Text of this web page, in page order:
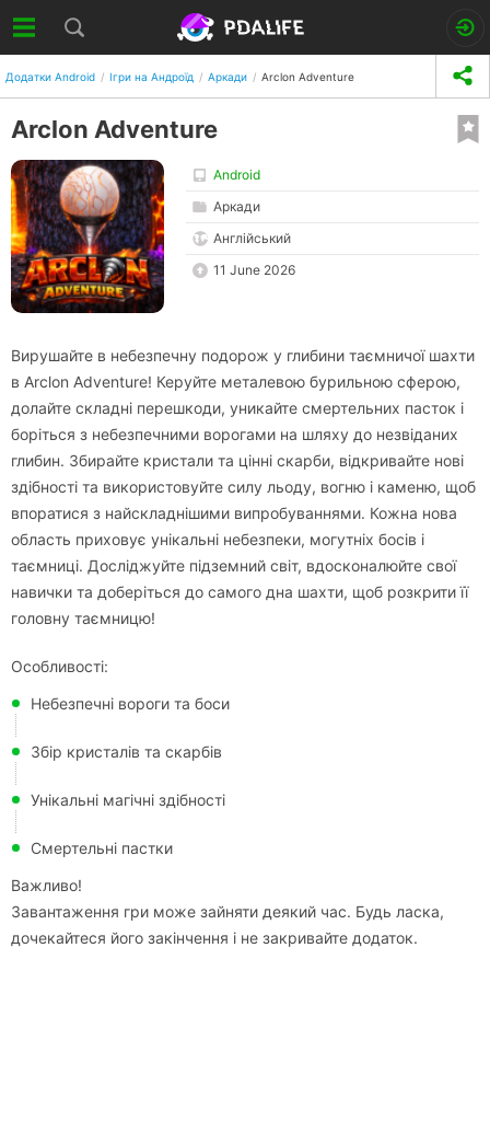
Додатки Android Ігри на Андроїд Аркади Arclon Adventure
Arclon Adventure
Android
Аркади
Англійський
11 June 2026
Вирушайте в небезпечну подорож у глибини таємничої шахти
в Arclon Adventure! Керуйте металевою бурильною сферою,
долайте складні перешкоди, уникайте смертельних пасток і
боріться з небезпечними ворогами на шляху до незвіданих
глибин. Збирайте кристали та цінні скарби, відкривайте нові
здібності та використовуйте силу льоду, вогню і каменю, щоб
впоратися з найскладнішими випробуваннями. Кожна нова
область приховує унікальні небезпеки, могутніх босів і
таємниці. Досліджуйте підземний світ, вдосконалюйте свої
навички та доберіться до самого дна шахти, щоб розкрити її
головну таємницю!
Особливості:
Небезпечні вороги та боси
Збір кристалів та скарбів
Унікальні магічні здібності
Смертельні пастки
Важливо!
Завантаження гри може зайняти деякий час. Будь ласка,
дочекайтеся його закінчення і не закривайте додаток.